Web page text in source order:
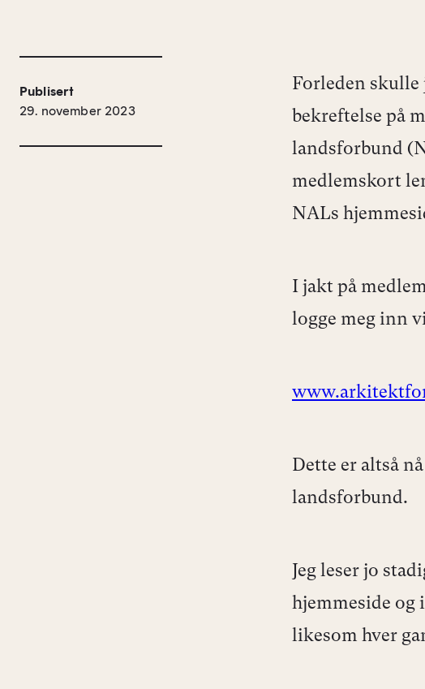
Publisert
29. november 2023
Forleden skulle
bekreftelse på
landsforbund
medlemskort
NALs
I jakt på
logge meg inn
Dette er altså
landsforbund.
Jeg leser jo
hjemmeside og
likesom hver